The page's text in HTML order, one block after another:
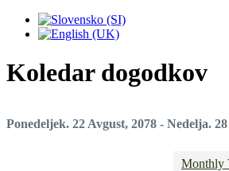
Koledar dogodkov
Ponedeljek. 22 Avgust, 2078 - Nedelja.
Monthly